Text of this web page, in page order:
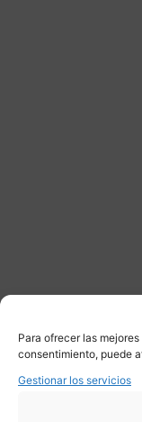
Para ofrecer las
consentimiento, puede
Gestionar los servicios